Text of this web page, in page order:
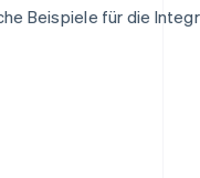
Beispiele für die